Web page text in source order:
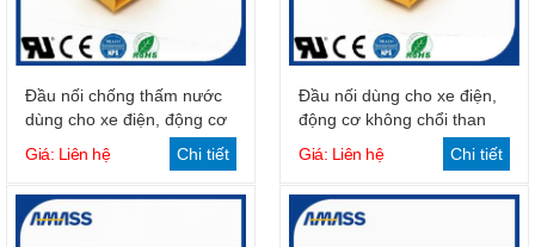
Đầu nối chống thấm nước
dùng cho xe điện, động cơ
Giá: Liên hệ
Chi tiết
Đầu nối dùng cho xe điện,
động cơ không chổi than
Giá: Liên hệ
Chi tiết